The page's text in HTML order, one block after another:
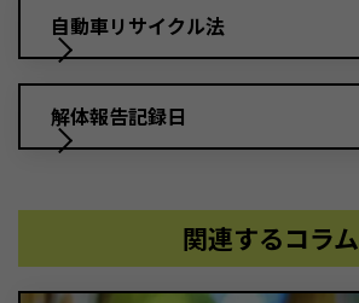
自動車リサイクル法
解体報告記録日
関連するコラム